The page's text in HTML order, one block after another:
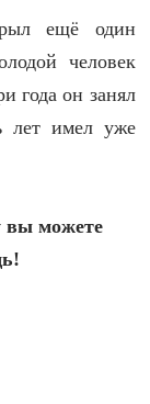
ещё один
человек
года он занял
лет имел уже
вы можете